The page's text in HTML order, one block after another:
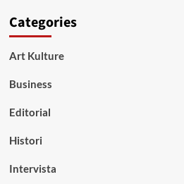
Categories
Art Kulture
Business
Editorial
Histori
Intervista